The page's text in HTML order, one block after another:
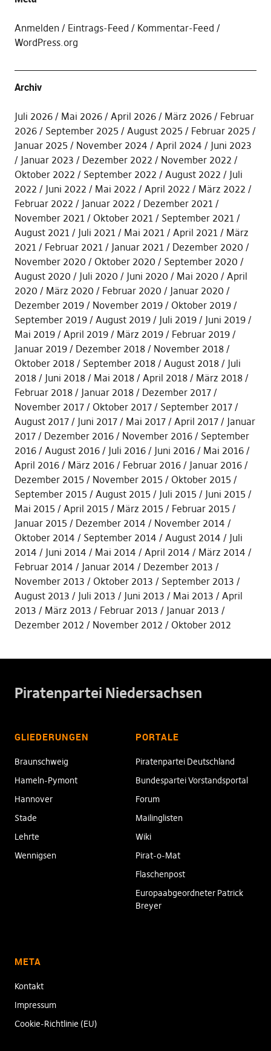
Anmelden Eintrags-Feed
Kommentar-Feed
WordPress.org
Archiv
Juli 2026 Mai 2026 April 2026 März 2026
Februar
2026
September 2025 August 2025
Februar 2025
Januar 2025
November 2024 April 2024
Juni 2023
Januar 2023
Dezember 2022
November 2022
Oktober 2022
September 2022 August 2022
Juli
2022
Juni 2022 Mai 2022 April 2022
März 2022
Februar 2022
Januar 2022
Dezember 2021
November 2021
Oktober 2021
September 2021
August 2021
Juli 2021 Mai 2021 April 2021
März
2021
Februar 2021 Januar 2021
Dezember 2020
November 2020
Oktober 2020
September 2020
August 2020
Juli 2020 Juni 2020 Mai 2020
April
2020
März 2020 Februar 2020
Januar 2020
Dezember 2019
November 2019
Oktober 2019
September 2019
August 2019 Juli 2019
Juni 2019
Mai 2019
April 2019 März 2019
Februar 2019
Januar 2019
Dezember 2018
November 2018
Oktober 2018
September 2018 August 2018
Juli
2018
Juni 2018 Mai 2018 April 2018
März 2018
Februar 2018
Januar 2018
Dezember 2017
November 2017
Oktober 2017
September 2017
August 2017
Juni 2017 Mai 2017 April 2017
Januar
2017
Dezember 2016 November 2016
September
2016
August 2016 Juli 2016 Juni 2016
Mai 2016
April 2016
März 2016 Februar 2016
Januar 2016
Dezember 2015
November 2015
Oktober 2015
September 2015
August 2015 Juli 2015
Juni 2015
Mai 2015
April 2015 März 2015
Februar 2015
Januar 2015
Dezember 2014
November 2014
Oktober 2014
September 2014 August 2014
Juli
2014
Juni 2014 Mai 2014 April 2014
März 2014
Februar 2014
Januar 2014
Dezember 2013
November 2013
Oktober 2013
September 2013
August 2013
Juli 2013 Juni 2013 Mai 2013
April
2013
März 2013 Februar 2013
Januar 2013
Dezember 2012
November 2012 Oktober 2012
Piratenpartei Niedersachsen
GLIEDERUNGEN
Braunschweig
Hameln-Pymont
Hannover
Stade
Lehrte
Wennigsen
PORTALE
Piratenpartei Deutschland
Bundespartei Vorstandsportal
Forum
Mailinglisten
Wiki
Pirat-o-Mat
Flaschenpost
Europaabgeordneter Patrick
Breyer
META
Kontakt
Impressum
Cookie-Richtlinie (EU)